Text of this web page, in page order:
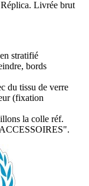
. Livrée brut
stratifié
bords
du tissu de verre
(fixation
la colle réf.